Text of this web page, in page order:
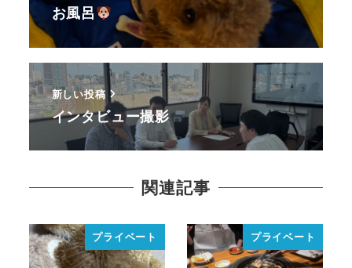
お風呂
新しい投稿
インタビュー撮影
関連記事
プライベート プライベート